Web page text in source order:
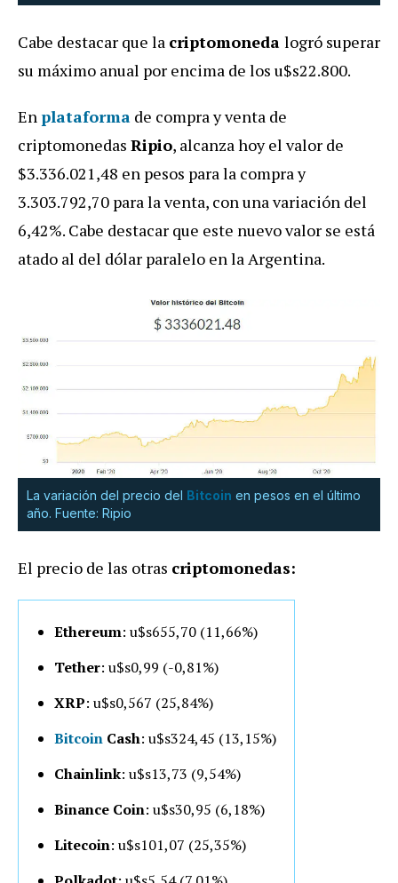
Cabe destacar que la criptomoneda logró superar
su máximo anual por encima de los u$s22.800.
Enplataforma de compra y venta de
criptomonedas Ripio, alcanza hoy el valor de
$3.336.021,48 en pesos para la compra y
3.303.792,70 para la venta, con una variación del
6,42%. Cabe destacar que este nuevo valor se está
atado al del dólar paralelo en la Argentina.
La variación del precio del Bitcoin en pesos en el último
año. Fuente: Ripio
El precio de las otras criptomonedas:
Ethereum: u$s655,70 (11,66%)
Tether: u$s0,99 (-0,81%)
XRP: u$s0,567 (25,84%)
Bitcoin Cash: u$s324,45 (13,15%)
Chainlink: u$s13,73 (9,54%)
Binance Coin: u$s30,95 (6,18%)
Litecoin: u$s101,07 (25,35%)